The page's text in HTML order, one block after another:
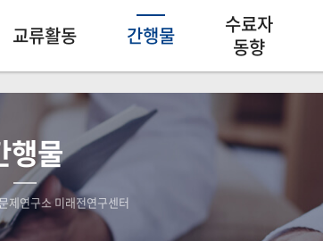
교류활동 간행물
수료자
동향
행물
제연구소 미래전연구센터